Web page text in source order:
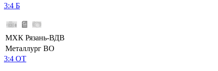
3:4 Б
МХК Рязань-ВДВ
Металлург ВО
3:4 ОТ